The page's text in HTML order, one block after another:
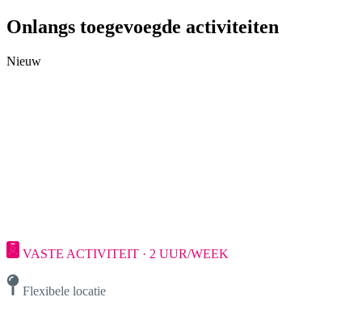
Onlangs toegevoegde activiteiten
Nieuw
VASTE ACTIVITEIT · 2 UUR/WEEK
Flexibele locatie